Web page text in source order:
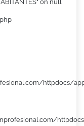
on null
httpdocs/